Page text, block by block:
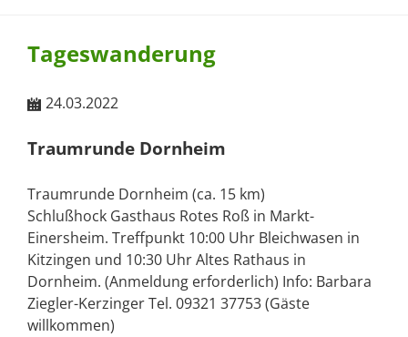
Tageswanderung
24.03.2022
Traumrunde Dornheim
Traumrunde Dornheim (ca. 15 km)
Schlußhock Gasthaus Rotes Roß in Markt-
Einersheim. Treffpunkt 10:00 Uhr Bleichwasen in
Kitzingen und 10:30 Uhr Altes Rathaus in
Dornheim. (Anmeldung erforderlich) Info: Barbara
Ziegler-Kerzinger Tel. 09321 37753 (Gäste
willkommen)